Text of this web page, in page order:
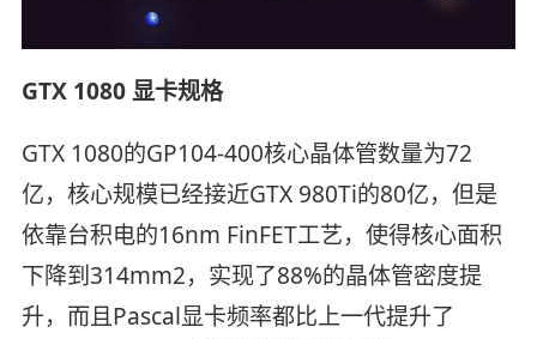
GTX 1080 显卡规格
GTX 1080的GP104-400核心晶体管数量为72
亿，核心规模已经接近GTX 980Ti的80亿，但是
依靠台积电的16nm FinFET工艺，使得核心面积
下降到314mm2，实现了88%的晶体管密度提
升，而且Pascal显卡频率都比上一代提升了